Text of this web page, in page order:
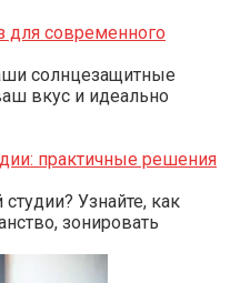
для современного
солнцезащитные
вкус и идеально
практичные решения
Узнайте, как
зонировать